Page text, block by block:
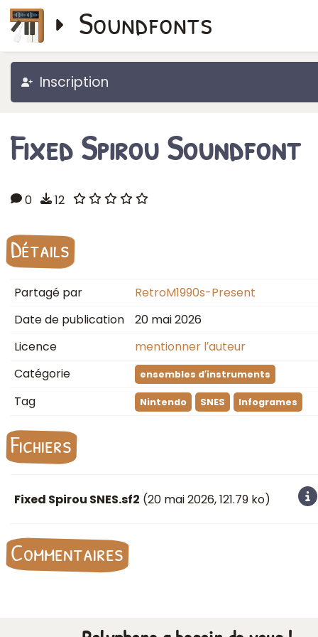
Soundfonts
Inscription
Fixed Spirou Soundfont
0 12
Détails
Partagé par
RetroM1990s-Present
Date de publication
20 mai 2026
Licence
mentionner l′auteur
Catégorie
ensembles d′instruments
Tag Nintendo SNES Infogrames
Fichiers
Fixed Spirou SNES.sf2 (20 mai 2026, 121.79 ko)
Commentaires